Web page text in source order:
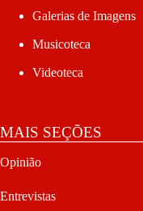
Galerias de Imagens
Musicoteca
Videoteca
MAIS SEÇÕES
Opinião
Entrevistas